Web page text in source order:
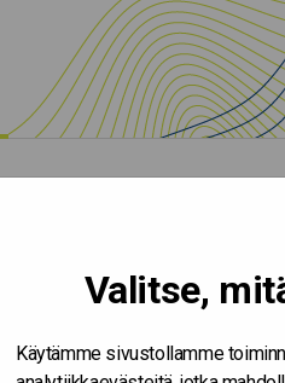
Valitse,
Käytämme sivustollamme